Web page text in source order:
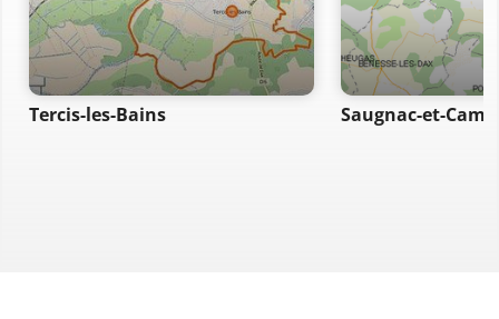
Tercis-les-Bains Saugnac-et-